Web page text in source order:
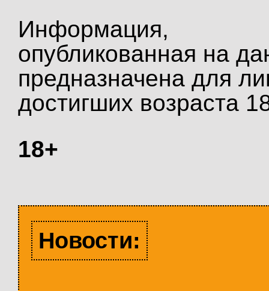
Информация,
опубликованная на
предназначена для
достигших возраста
18+
Новости: